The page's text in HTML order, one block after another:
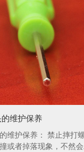
维护保养
维护保养： 禁止摔打
撞或者掉落现象，不然会
出现晃动的现象）。
器的连接插头，应当以插
当用力拉扯电线，避免
刀工作时摇晃太大时必
更深度地损坏螺丝刀，
修管理。
手怎么才能让寿命变长
手结构紧凑，体积小，
是螺帽拆卸和螺栓预紧的
此3%范围内，能满足
的要求。特种工具力
，在紧固螺丝螺栓螺母
制施加的力矩大小，以
于因力矩过大破坏螺纹
扳手的用途及技术特
设备中主要的紧固件，
行业加工，生产，维